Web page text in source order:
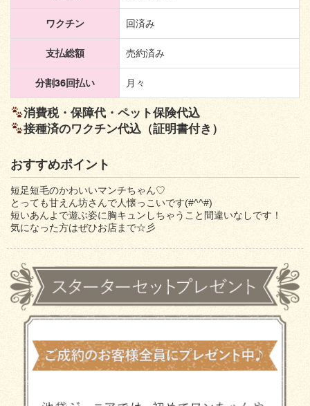
ワクチン 回済み
支払総額 売約済み
分割36回払い 月々
消費税・保障代・ペット保険代込
接種済のワクチン代込（証明書付き）
おすすめポイント
短足短毛のかわいいマンチちゃん♡
とっても甘えん坊さんで人懐っこいです(#^^#)
短いあんよで遊ぶ姿に胸キュンしちゃうこと間違いなしです！
気になった方はぜひお店まで☆彡